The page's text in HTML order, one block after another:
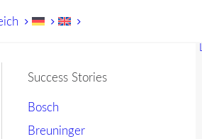
Success Stories
Bosch
Breuninger